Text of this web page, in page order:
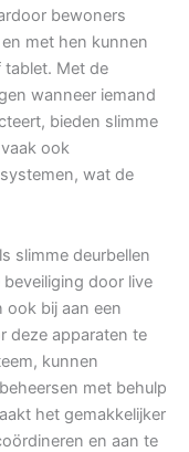
bewoners
met hen kunnen
Met de
wanneer iemand
bieden slimme
ook
wat de
slimme deurbellen
door live
ook bij aan een
deze apparaten te
kunnen
met behulp
het gemakkelijker
en aan te